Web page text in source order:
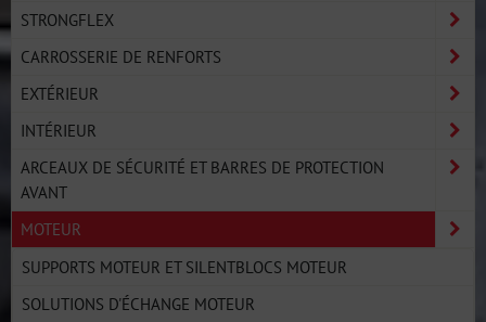
STRONGFLEX
CARROSSERIE DE RENFORTS
EXTÉRIEUR
INTÉRIEUR
ARCEAUX DE SÉCURITÉ ET BARRES DE PROTECTION
AVANT
MOTEUR
SUPPORTS MOTEUR ET SILENTBLOCS MOTEUR
SOLUTIONS D'ÉCHANGE MOTEUR